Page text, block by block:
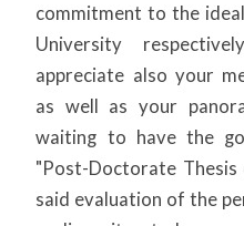
commitment to the
University
appreciate also your
as well as your
waiting to have the
"Post-Doctorate
said evaluation of the